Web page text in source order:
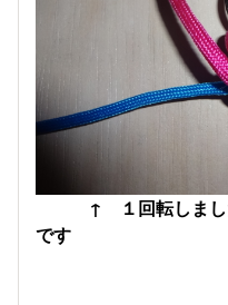
↑ １回転しまし
です